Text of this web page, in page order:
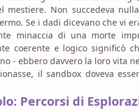
mestiere. Non succedeva
Se i dadi dicevano che vi
minaccia di una morte
coerente e logico significò
- ebbero davvero la loro vita
il sandbox doveva
Percorsi di